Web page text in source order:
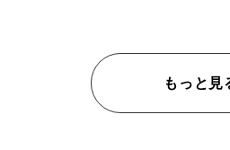
もっと見